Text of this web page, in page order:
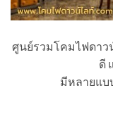
ศูนย์รวมโคมไฟดา
ดี
มีหลายแบ